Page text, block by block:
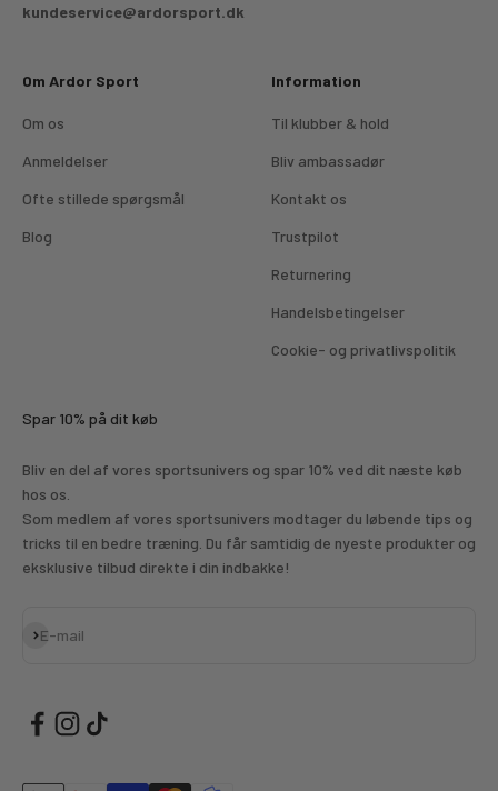
kundeservice@ardorsport.dk
Om Ardor Sport
Om os
Anmeldelser
Ofte stillede spørgsmål
Blog
Information
Til klubber & hold
Bliv ambassadør
Kontakt os
Trustpilot
Returnering
Handelsbetingelser
Cookie- og privatlivspolitik
Spar 10% på dit køb
Bliv en del af vores sportsunivers og spar 10% ved dit næste køb
hos os.
Som medlem af vores sportsunivers modtager du løbende tips og
tricks til en bedre træning. Du får samtidig de nyeste produkter og
eksklusive tilbud direkte i din indbakke!
E-mail
Abonnér